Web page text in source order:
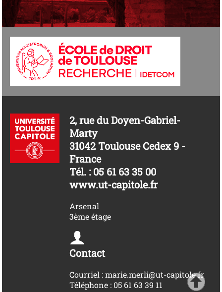
2, rue du Doyen-Gabriel-
Marty
31042 Toulouse Cedex 9 -
France
Tél. : 05 61 63 35 00
www.ut-capitole.fr
Arsenal
3ème étage
Contact
Courriel : marie.merli@ut-capitole.fr
Téléphone : 05 61 63 39 11